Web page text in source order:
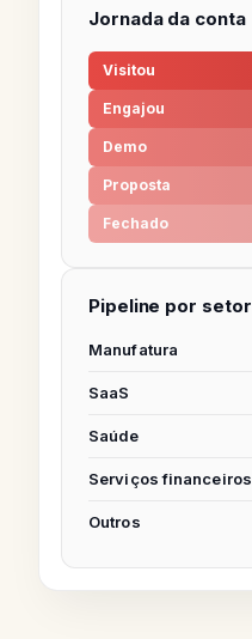
Jornada da conta
Visitou
Engajou
Demo
Proposta
Fechado
Pipeline por setor
Manufatura
SaaS
Saúde
Serviços financeiros
Outros